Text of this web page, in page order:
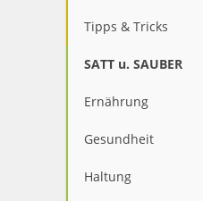
Tipps & Tricks
SATT u. SAUBER
Ernährung
Gesundheit
Haltung